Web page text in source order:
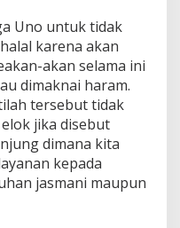
Uno untuk tidak
karena akan
akan selama ini
dimaknai haram.
tersebut tidak
jika disebut
dimana kita
kepada
jasmani maupun